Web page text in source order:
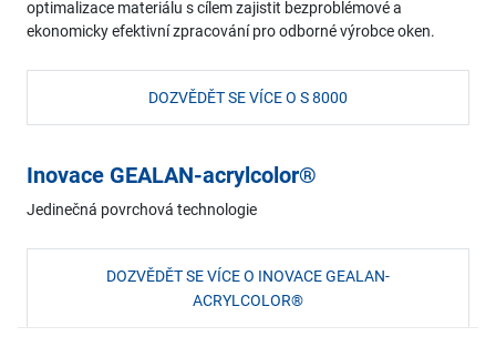
optimalizace materiálu s cílem zajistit bezproblémové a
ekonomicky efektivní zpracování pro odborné výrobce oken.
DOZVĚDĚT SE VÍCE O S 8000
Inovace GEALAN-acrylcolor®
Jedinečná povrchová technologie
DOZVĚDĚT SE VÍCE O INOVACE GEALAN-
ACRYLCOLOR®